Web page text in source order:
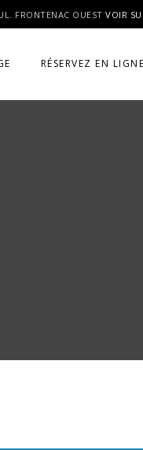
FRONTENAC OUEST VOIR
RÉSERVEZ EN LIGNE